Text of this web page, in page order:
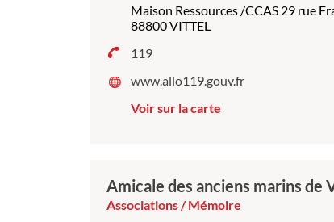
Maison Ressources /CCAS 29 rue
88800 VITTEL
119
www.allo119.gouv.fr
Voir sur la carte
Amicale des anciens marins de
Associations / Mémoire